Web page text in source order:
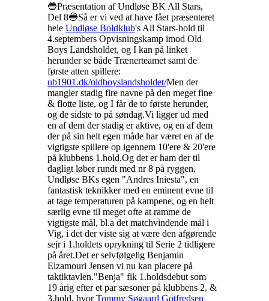
🔵Præsentation af Undløse BK All Stars,
Del 8🔵Så er vi ved at have fået præsenteret
hele Undløse Boldklub's All Stars-hold til
4.septembers Opvisningskamp imod Old
Boys Landsholdet, og I kan på linket
herunder se både Trænerteamet samt de
første atten spillere:
ub1901.dk/oldboyslandsholdet/Men der
mangler stadig fire navne på den meget fine
& flotte liste, og I får de to første herunder,
og de sidste to på søndag.Vi ligger ud med
en af dem der stadig er aktive, og en af dem
der på sin helt egen måde har været en af de
vigtigste spillere op igennem 10'ere & 20'ere
på klubbens 1.hold.Og det er ham der til
dagligt løber rundt med nr 8 på ryggen,
Undløse BKs egen "Andres Iniesta", en
fantastisk teknikker med en eminent evne til
at tage temperaturen på kampene, og en helt
særlig evne til meget ofte at ramme de
vigtigste mål, bl.a det matchvindende mål i
Vig, i det der viste sig at være den afgørende
sejr i 1.holdets oprykning til Serie 2 tidligere
på året.Det er selvfølgelig Benjamin
Elzamouri Jensen vi nu kan placere på
taktiktavlen."Benja" fik 1.holdsdebut som
19 årig efter et par sæsoner på klubbens 2. &
3.hold, hvorTommy Søgaard Gotfredsen